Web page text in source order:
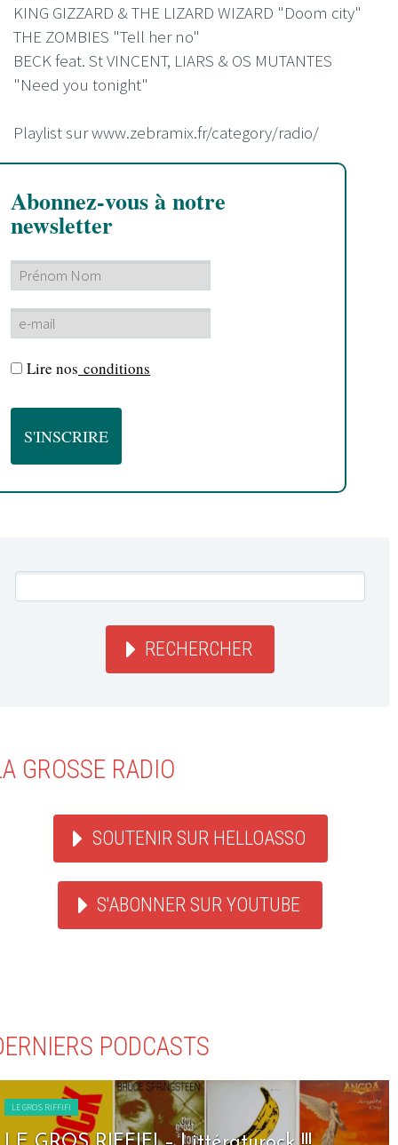
KING GIZZARD & THE LIZARD WIZARD "Doom city"
THE ZOMBIES "Tell her no"
BECK feat. St VINCENT, LIARS & OS MUTANTES
"Need you tonight"
Playlist sur www.zebramix.fr/category/radio/
Abonnez-vous à notre
newsletter
Lire nos conditions
RECHERCHER
GROSSE RADIO
SOUTENIR SUR HELLOASSO
S'ABONNER SUR YOUTUBE
PODCASTS
LE GROS RIFFIFI